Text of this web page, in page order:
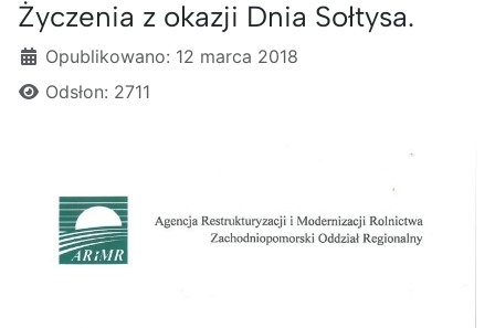
Życzenia z okazji Dnia Sołtysa.
Szczegóły
Opublikowano: 12 marca 2018
Odsłon: 2711